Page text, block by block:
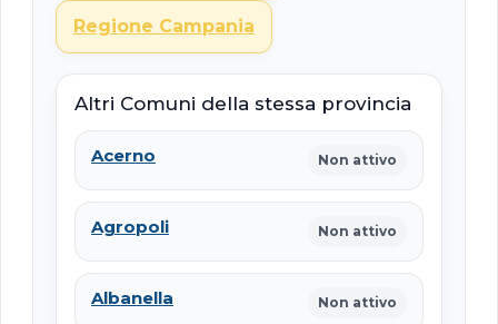
Regione Campania
Altri Comuni della stessa provincia
Acerno Non attivo
Agropoli Non attivo
Albanella Non attivo